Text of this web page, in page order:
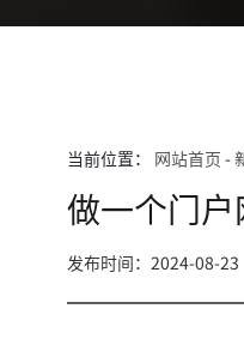
当前位置： 网站首页 -
做一个门
发布时间：2024-08-23